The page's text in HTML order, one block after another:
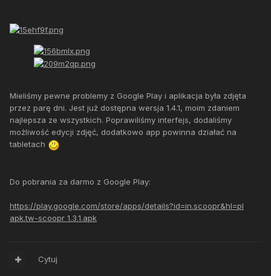
Mieliśmy pewne problemy z Google Play i aplikacja była zdjęta
przez parę dni. Jest już dostępna wersja 1.4.1, moim zdaniem
najlepsza ze wszystkich. Poprawiliśmy interfejs, dodaliśmy
możliwość edycji zdjęć, dodatkowo app powinna działać na
tabletach
Do pobrania za darmo z Google Play:
https://play.google.com/store/apps/details?id=in.scoopr&hl=pl
apk.tw-scoopr 1.3.1.apk
Cytuj